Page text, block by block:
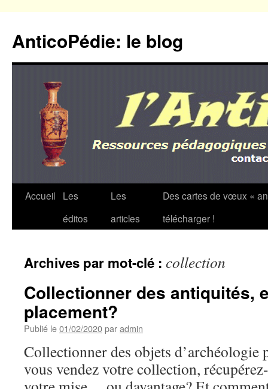
contenu
AnticoPédie: le blog
Accueil
Les
éditos
Les
articles
Des cartes de vœux «
télécharger !
Archives par mot-clé : collection
Collectionner des antiquités,
placement?
Publié le01/02/2020paradmin
Collectionner des objets d’archéologie
vous vendez votre collection,